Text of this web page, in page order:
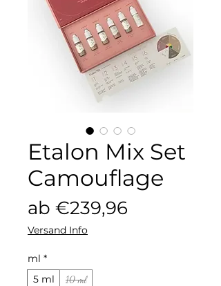
Etalon Mix Set
Camouflage
ab €239,96
Versand Info
ml *
5 ml
10 ml